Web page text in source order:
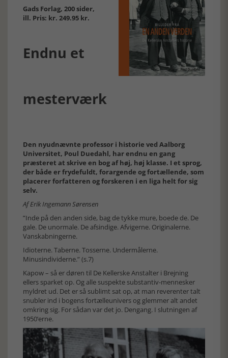
Gads Forlag, 200 sider,
ill. Pris: kr. 249.95 kr.
Endnu et
mesterværk
Den nyudnævnte professor i historie ved Aalborg
Universitet, Poul Duedahl, har endnu en gang
præsteret at skrive en bog af høj, høj klasse. I et sprog,
der både er frydefuldt, forargende og fortællende, som
placerer forfatteren og forskeren i en liga helt for sig
selv.
Af Erik Ingemann Sørensen
”Inde på den anden side, bag de tykke mure, boede de. De
gale. De unormale. De afsindige. Afvigerne. Originalerne.
Vanskabningerne.
Idioterne. Taberne. Tosserne. Undermålerne.
Minusindividerne.” (s.7)
Kapow – så er døren til De Kellerske Anstalter i Brejning
ellers sparket op. Og alle suspekte substantiv-mennesker
myldret ud. Det er så sublimt sat op, at man reverenter talt
snubler ind i bogens fortælleunivers og glemmer alt andet
omkring sig. For sådan var det jo. Dengang. I slutningen af
1950’erne.